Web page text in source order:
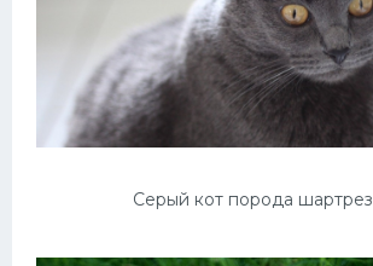
Серый кот порода шартрез